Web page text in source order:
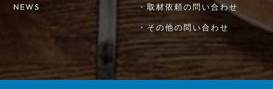
NEWS ・取材依頼の問い合わせ
・その他の問い合わせ